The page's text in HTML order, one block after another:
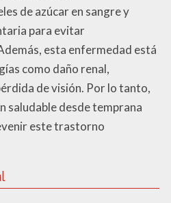
de azúcar en sangre y
para evitar
esta enfermedad está
como daño renal,
de visión. Por lo tanto,
saludable desde temprana
este trastorno